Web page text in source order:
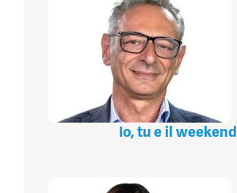
Io, tu e il weekend